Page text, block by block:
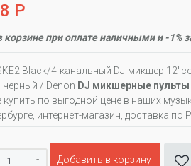
Р
корзине при оплате наличными и -1%
Black/4-канальный DJ-микшер
/ Denon DJ микшерные пульты
по выгодной цене в наших
интернет-магазин, доставка по
- Добавить в корзину